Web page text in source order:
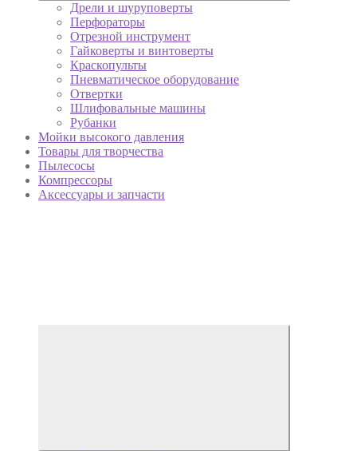
Дрели и шуруповерты
Перфораторы
Отрезной инструмент
Гайковерты и винтоверты
Краскопульты
Пневматическое оборудование
Отвертки
Шлифовальные машины
Рубанки
Мойки высокого давления
Товары для творчества
Пылесосы
Компрессоры
Аксессуары и запчасти